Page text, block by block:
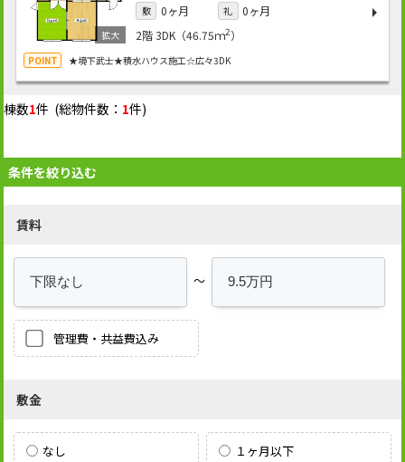
敷 0ヶ月 礼
0ヶ月
2階3DK（46.75ｍ2）
★境下武士★積水ハウス施工☆広々3DK
棟数1件 (総物件数： 1件)
条件を絞り込む
賃料
～
管理費・共益費込み
敷金
なし １ヶ月以下